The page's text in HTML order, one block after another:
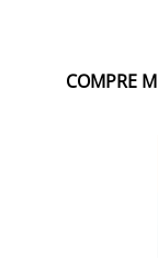
COMPRE